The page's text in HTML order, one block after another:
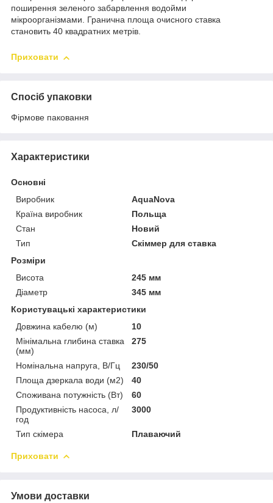
поширення зеленого забарвлення водойми
мікроорганізмами. Гранична площа очисного ставка
становить 40 квадратних метрів.
Приховати
Спосіб упаковки
Фірмове паковання
Характеристики
Основні
Виробник
AquaNova
Країна виробник
Польща
Стан
Новий
Тип
Скіммер для ставка
Розміри
Висота
245 мм
Діаметр
345 мм
Користувацькі характеристики
Довжина кабелю (м)
10
Мінімальна глибина ставка
(мм)
275
Номінальна напруга, В/Гц
230/50
Площа дзеркала води (м2)
40
Споживана потужність (Вт)
60
Продуктивність насоса, л/
год
3000
Тип скімера Плаваючий
Приховати
Умови доставки